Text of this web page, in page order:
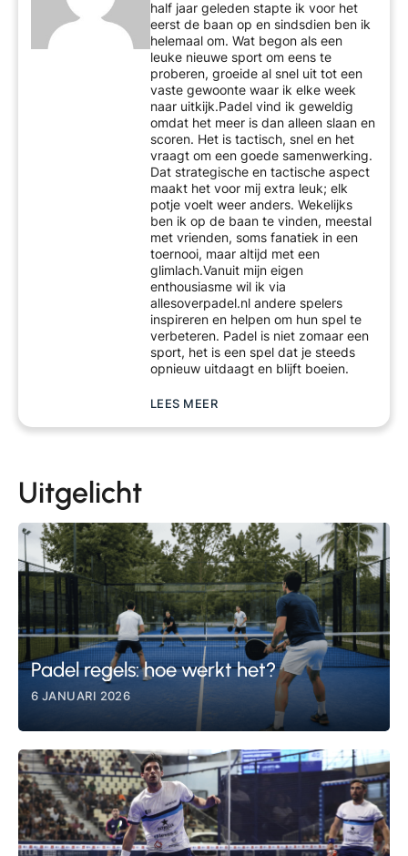
half jaar geleden stapte ik voor het
eerst de baan op en sindsdien ben ik
helemaal om. Wat begon als een
leuke nieuwe sport om eens te
proberen, groeide al snel uit tot een
vaste gewoonte waar ik elke week
naar uitkijk.Padel vind ik geweldig
omdat het meer is dan alleen slaan en
scoren. Het is tactisch, snel en het
vraagt om een goede samenwerking.
Dat strategische en tactische aspect
maakt het voor mij extra leuk; elk
potje voelt weer anders. Wekelijks
ben ik op de baan te vinden, meestal
met vrienden, soms fanatiek in een
toernooi, maar altijd met een
glimlach.Vanuit mijn eigen
enthousiasme wil ik via
allesoverpadel.nl andere spelers
inspireren en helpen om hun spel te
verbeteren. Padel is niet zomaar een
sport, het is een spel dat je steeds
opnieuw uitdaagt en blijft boeien.
LEES MEER
Uitgelicht
Padel regels: hoe werkt het?
6 JANUARI 2026